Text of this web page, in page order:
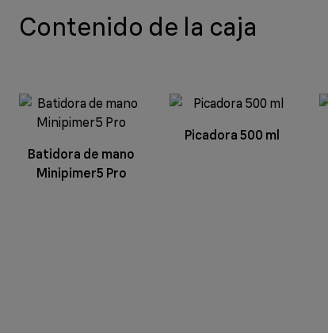
Contenido de la caja
Batidora de mano
Minipimer5 Pro
Picadora 500 ml